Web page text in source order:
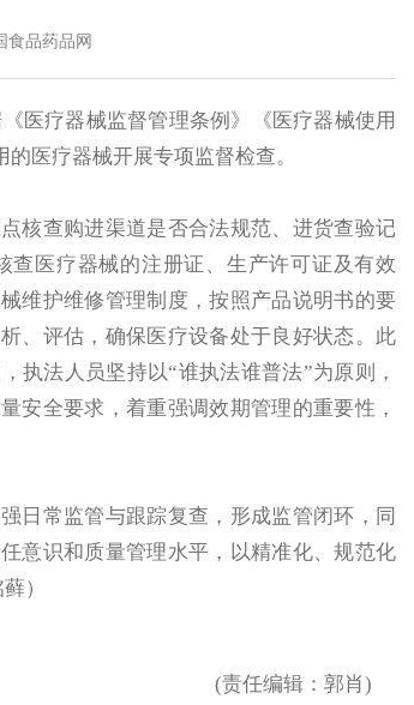
食品药品网
疗器械监督管理条例》《医疗器械使用
医疗器械开展专项监督检查。
查购进渠道是否合法规范、进货查验记
医疗器械的注册证、生产许可证及有效
维护维修管理制度，按照产品说明书的要
、评估，确保医疗设备处于良好状态。此
执法人员坚持以“谁执法谁普法”为原则，
安全要求，着重强调效期管理的重要性，
常监管与跟踪复查，形成监管闭环，同
意识和质量管理水平，以精准化、规范化
）
(责任编辑：郭肖)